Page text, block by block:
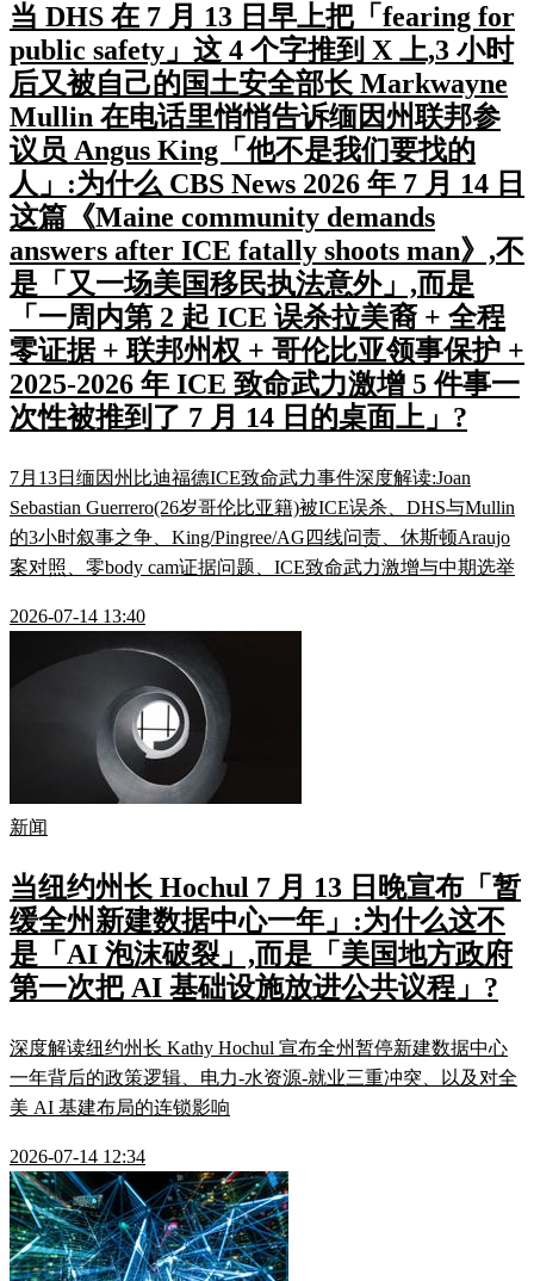
当 DHS 在 7 月 13 日早上把「fearing for
public safety」这 4 个字推到 X 上,3 小时
后又被自己的国土安全部长 Markwayne
Mullin 在电话里悄悄告诉缅因州联邦参
议员 Angus King「他不是我们要找的
人」:为什么 CBS News 2026 年 7 月 14 日
这篇《Maine community demands
answers after ICE fatally shoots man》,不
是「又一场美国移民执法意外」,而是
「一周内第 2 起 ICE 误杀拉美裔 + 全程
零证据 + 联邦州权 + 哥伦比亚领事保护 +
2025-2026 年 ICE 致命武力激增 5 件事一
次性被推到了 7 月 14 日的桌面上」?
7月13日缅因州比迪福德ICE致命武力事件深度解读:Joan
Sebastian Guerrero(26岁哥伦比亚籍)被ICE误杀、DHS与Mullin
的3小时叙事之争、King/Pingree/AG四线问责、休斯顿Araujo
案对照、零body cam证据问题、ICE致命武力激增与中期选举
2026-07-14 13:40
新闻
当纽约州长 Hochul 7 月 13 日晚宣布「暂
缓全州新建数据中心一年」:为什么这不
是「AI 泡沫破裂」,而是「美国地方政府
第一次把 AI 基础设施放进公共议程」?
深度解读纽约州长 Kathy Hochul 宣布全州暂停新建数据中心
一年背后的政策逻辑、电力-水资源-就业三重冲突、以及对全
美 AI 基建布局的连锁影响
2026-07-14 12:34